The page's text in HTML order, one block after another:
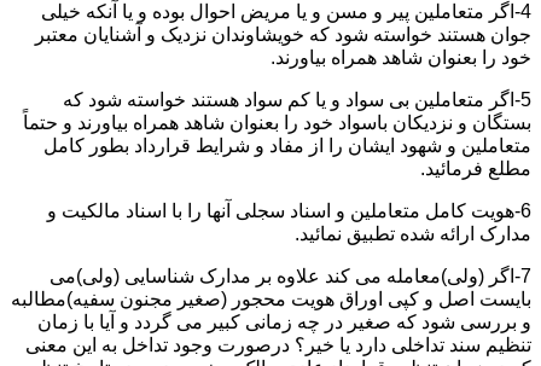
4-اگر متعاملین پیر و مسن و یا مریض احوال بوده و یا آنکه خیلی
جوان هستند خواسته شود که خویشاوندان نزدیک و آشنایان معتبر
خود را بعنوان شاهد همراه بیاورند.
5-اگر متعاملین بی سواد و یا کم سواد هستند خواسته شود که
بستگان و نزدیکان باسواد خود را بعنوان شاهد همراه بیاورند و حتماً
متعاملین و شهود ایشان را از مفاد و شرایط قرارداد بطور کامل
مطلع فرمائید.
6-هویت کامل متعاملین و اسناد سجلی آنها را با اسناد مالکیت و
مدارک ارائه شده تطبیق نمائید.
7-اگر (ولی)معامله می کند علاوه بر مدارک شناسایی (ولی)می
بایست اصل و کپی اوراق هویت محجور (صغیر مجنون سفیه)مطالبه
و بررسی شود که صغیر در چه زمانی کبیر می گردد و آیا با زمان
تنظیم سند تداخلی دارد یا خیر؟ درصورت وجود تداخل به این معنی